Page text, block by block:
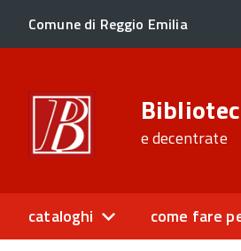
Comune di Reggio Emilia
e decentrate
cataloghi come fare